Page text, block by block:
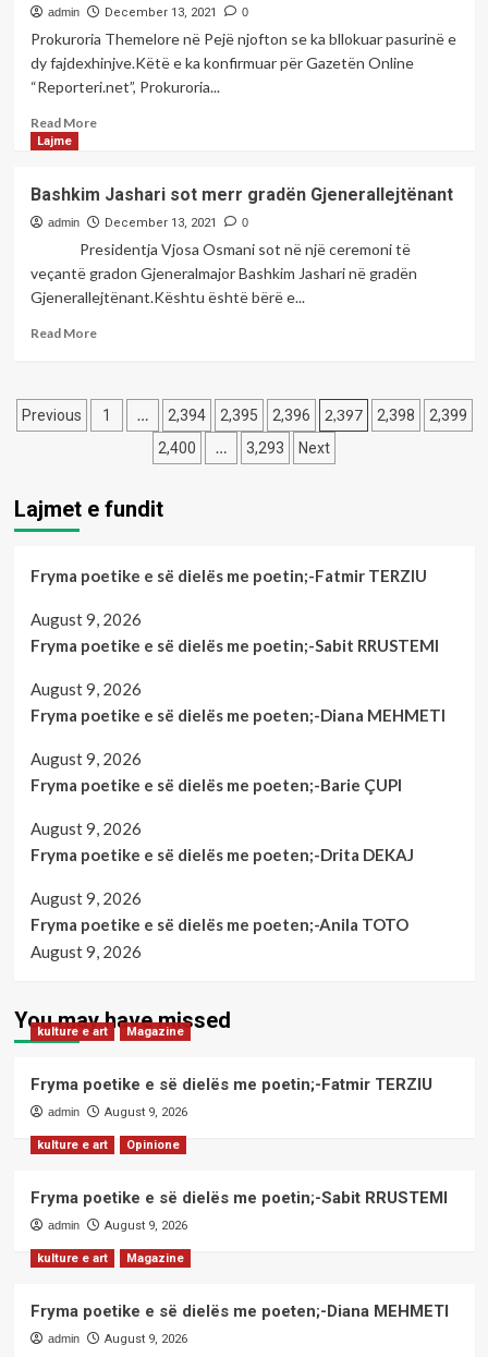
dhe
shiut,
e
Punëve
është
gjendja
rrugët
e
Kosovës
admin December 13, 2021 0
Prokuroria Themelore në Pejë njofton se ka bllokuar pasurinë e
dy fajdexhinjve.Këtë e ka konfirmuar për Gazetën Online
“Reporteri.net”, Prokuroria...
Read MoreRead
pasuria
e
dy
fajdexhinjve
në
Pejë,
euro
në
Lajme
Bashkim Jashari sot merr gradën Gjenerallejtënant
admin December 13, 2021 0
Presidentja Vjosa Osmani sot në një ceremoni të
veçantë gradon Gjeneralmajor Bashkim Jashari në gradën
Gjenerallejtënant.Kështu është bërë e...
Read MoreRead
Jashari
sot
Posts
pagination
Previous 1 … 2,394 2,395 2,396 2,397 2,398
2,399
2,400
… 3,293 Next
Lajmet e fundit
Fryma poetike e së dielës me poetin;-Fatmir TERZIU
August 9, 2026
Fryma poetike e së dielës me poetin;-Sabit RRUSTEMI
August 9, 2026
Fryma poetike e së dielës me poeten;-Diana MEHMETI
August 9, 2026
Fryma poetike e së dielës me poeten;-Barie ÇUPI
August 9, 2026
Fryma poetike e së dielës me poeten;-Drita DEKAJ
August 9, 2026
Fryma poetike e së dielës me poeten;-Anila TOTO
August 9, 2026
You may have missed
kulture e art Magazine
Fryma poetike e së dielës me poetin;-Fatmir TERZIU
admin August 9, 2026
kulture e art Opinione
Fryma poetike e së dielës me poetin;-Sabit RRUSTEMI
admin August 9, 2026
kulture e art Magazine
Fryma poetike e së dielës me poeten;-Diana MEHMETI
admin August 9, 2026